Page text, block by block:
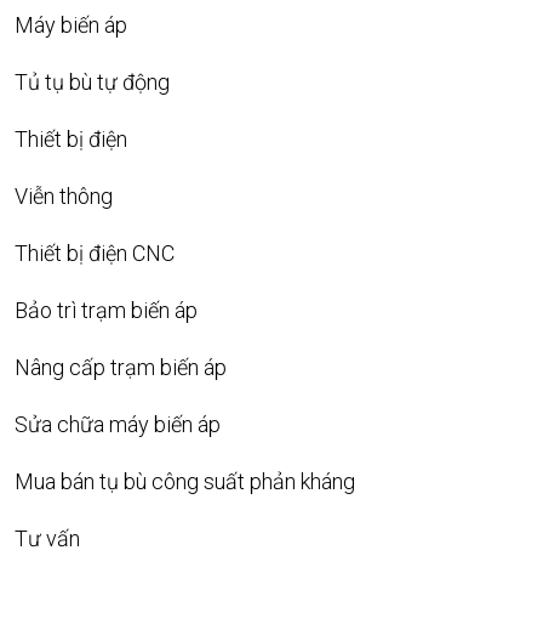
Máy biến áp
Tủ tụ bù tự động
Thiết bị điện
Viễn thông
Thiết bị điện CNC
Bảo trì trạm biến áp
Nâng cấp trạm biến áp
Sửa chữa máy biến áp
Mua bán tụ bù công suất phản kháng
Tư vấn